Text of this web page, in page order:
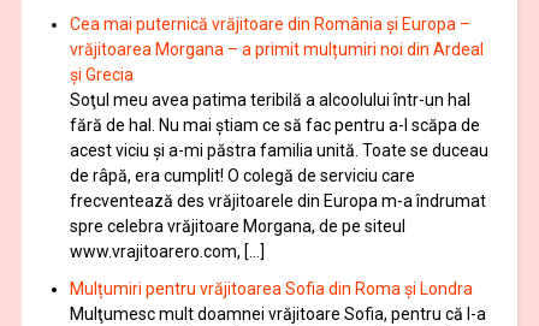
Cea mai puternică vrăjitoare din România și Europa –
vrăjitoarea Morgana – a primit mulțumiri noi din Ardeal
și Grecia
Soţul meu avea patima teribilă a alcoolului într-un hal
fără de hal. Nu mai ştiam ce să fac pentru a-l scăpa de
acest viciu şi a-mi păstra familia unită. Toate se duceau
de râpă, era cumplit! O colegă de serviciu care
frecventează des vrăjitoarele din Europa m-a îndrumat
spre celebra vrăjitoare Morgana, de pe siteul
www.vrajitoarero.com, […]
Mulțumiri pentru vrăjitoarea Sofia din Roma și Londra
Mulţumesc mult doamnei vrăjitoare Sofia, pentru că l-a